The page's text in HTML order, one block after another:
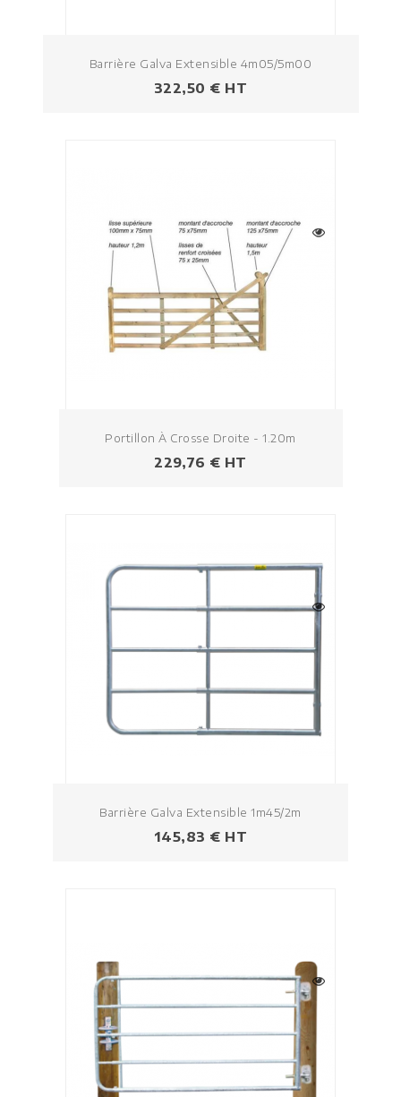
Barrière Galva Extensible 4m05/5m00
Prezzo
322,50 € HT
Portillon À Crosse Droite - 1.20m
Prezzo
229,76 € HT
Barrière Galva Extensible 1m45/2m
Prezzo
145,83 € HT